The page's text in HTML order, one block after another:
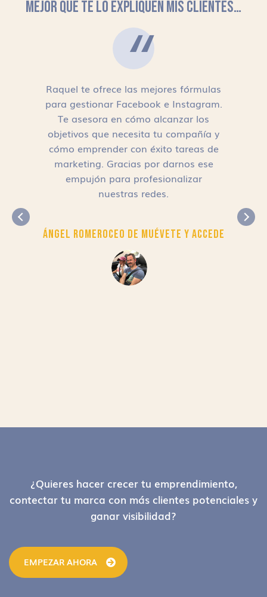
MEJOR QUE TE LO EXPLIQUEN MIS CLIENTES…
Raquel te ofrece las mejores fórmulas
para gestionar Facebook e Instagram.
Te asesora en cómo alcanzar los
objetivos que necesita tu compañía y
cómo emprender con éxito tareas de
marketing. Gracias por darnos ese
empujón para profesionalizar
nuestras redes.
Ángel RomeroCEO de Muévete y Accede
Footer¿Quieres hacer crecer tu emprendimiento,
contectar tu marca con más clientes potenciales y
ganar visibilidad?
EMPEZAR AHORA